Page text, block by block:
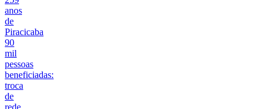
anos
de
Piracicaba
90
mil
pessoas
beneficiadas:
troca
de
rede